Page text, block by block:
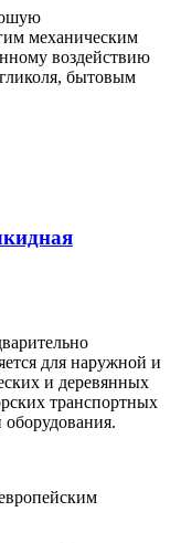
механическим
воздействию
бытовым
для наружной и
и деревянных
транспортных
оборудования.